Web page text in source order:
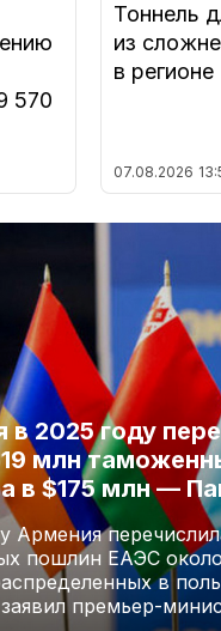
570
Тоннель
из
в регионе
07.08.2026
в 2025 году
млн
в $175 млн —
Армения
пошлин ЕАЭС
в
премьер-